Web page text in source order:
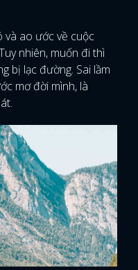
và ao ước về cuộc
nhiên, muốn đi thì
bị lạc đường. Sai lầm
mơ đời mình, là